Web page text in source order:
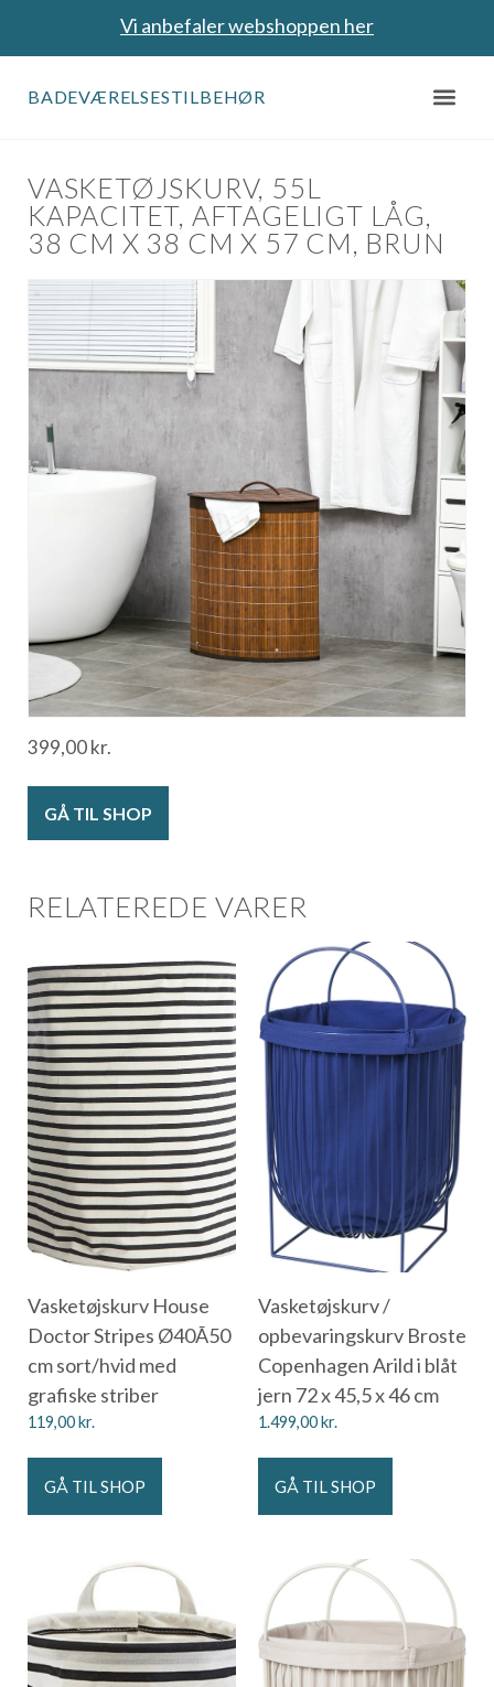
Vi anbefaler webshoppen her
BADEVÆRELSESTILBEHØR
VASKETØJSKURV, 55L
KAPACITET, AFTAGELIGT LÅG,
38 CM X 38 CM X 57 CM, BRUN
399,00kr.
GÅ TIL SHOP
RELATEREDE VARER
Vasketøjskurv House
Doctor Stripes Ø40Ã50
cm sort/hvid med
grafiske striber
119,00kr.
GÅ TIL SHOP
Vasketøjskurv /
opbevaringskurv Broste
Copenhagen Arild i blåt
jern 72 x 45,5 x 46 cm
1.499,00kr.
GÅ TIL SHOP